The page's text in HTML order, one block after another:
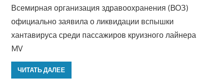
Всемирная организация здравоохранения (ВОЗ)
официально заявила о ликвидации вспышки
хантавируса среди пассажиров круизного лайнера
MV
ЧИТАТЬ ДАЛЕЕ